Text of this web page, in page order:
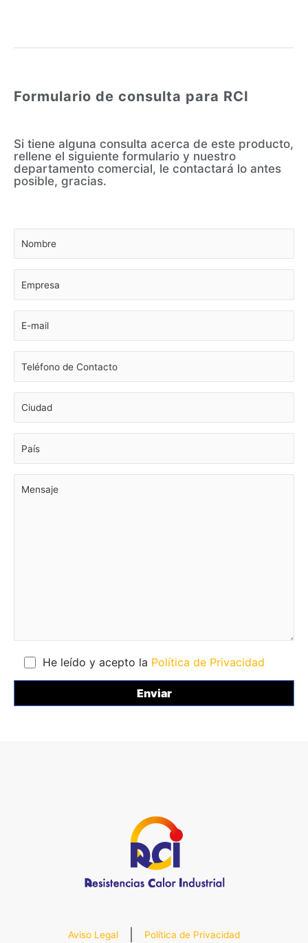
Formulario de consulta para RCI
Si tiene alguna consulta acerca de este producto,
rellene el siguiente formulario y nuestro
departamento comercial, le contactará lo antes
posible, gracias.
He leído y acepto la Política de Privacidad
Aviso Legal Política de Privacidad